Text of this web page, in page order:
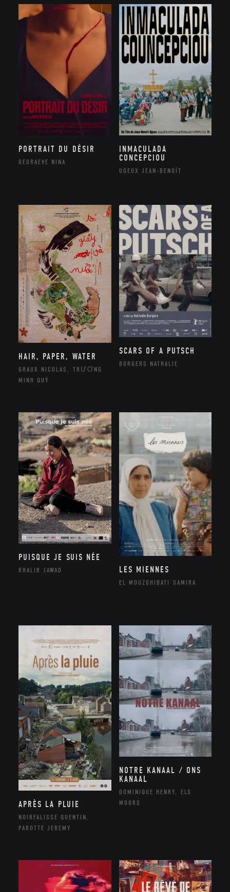
PORTRAIT DU DÉSIR
DEGRAEVE NINA
INMACULADA
CONCEPCIOU
UGEUX JEAN-BENOÎT
HAIR, PAPER, WATER
GRAUX NICOLAS, TRƯƠNG
MINH QUÝ
SCARS OF A PUTSCH
BORGERS NATHALIE
PUISQUE JE SUIS NÉE
RHALIB JAWAD LES MIENNES
EL MOUZGHIBATI SAMIRA
APRÈS LA PLUIE
NOIRFALISSE QUENTIN,
PAROTTE JEREMY
NOTRE KANAAL / ONS
KANAAL
DOMINIQUE HENRY, ELS
MOORS